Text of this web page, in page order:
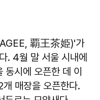
覇王茶姫)'가
. 4월 말 서울 시내에
시에 오픈한 데 이
매장을 오픈한다.